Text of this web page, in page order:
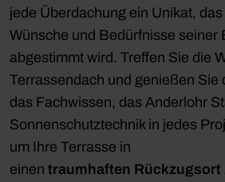
jede Überdachung ein Unikat,
Wünsche und Bedürfnisse seiner
abgestimmt wird. Treffen Sie die
Terrassendach und genießen Sie
das Fachwissen, das Anderlohr
Sonnenschutztechnik in jedes
um Ihre Terrasse in
einen traumhaften Rückzugsort